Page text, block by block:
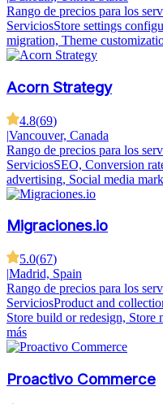
Rango de precios para los
ServiciosStore settings
migration, Theme
Acorn Strategy
4.8(69)
|Vancouver, Canada
Rango de precios para los
ServiciosSEO, Conversion
advertising, Social media
Migraciones.io
5.0(67)
|Madrid, Spain
Rango de precios para los
ServiciosProduct and
Store build or redesign, Store
más
Proactivo Commerce